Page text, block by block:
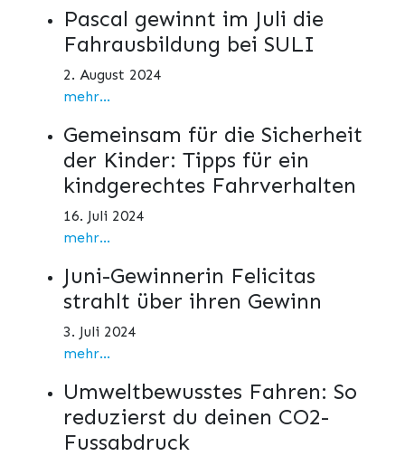
Pascal gewinnt im Juli die
Fahrausbildung bei SULI
2. August 2024
mehr...
Gemeinsam für die Sicherheit
der Kinder: Tipps für ein
kindgerechtes Fahrverhalten
16. Juli 2024
mehr...
Juni-Gewinnerin Felicitas
strahlt über ihren Gewinn
3. Juli 2024
mehr...
Umweltbewusstes Fahren: So
reduzierst du deinen CO2-
Fussabdruck